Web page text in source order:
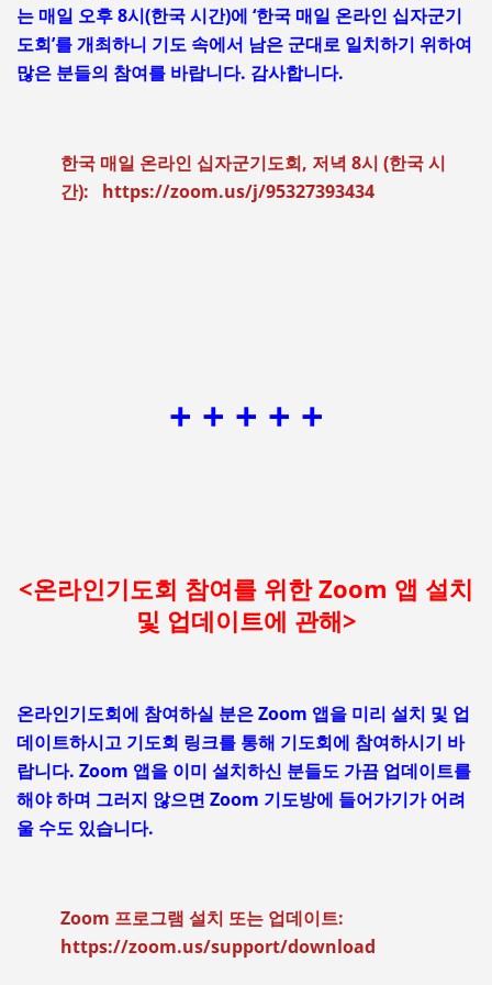
는 매일 오후 8시(한국 시간)에 ‘한국 매일 온라인 십자군기
도회’를 개최하니 기도 속에서 남은 군대로 일치하기 위하여
많은 분들의 참여를 바랍니다. 감사합니다.
한국 매일 온라인 십자군기도회, 저녁 8시 (한국 시
간): https://zoom.us/j/95327393434
+ + + + +
<온라인기도회 참여를 위한 Zoom 앱 설치
및 업데이트에 관해>
온라인기도회에 참여하실 분은 Zoom 앱을 미리 설치 및 업
데이트하시고 기도회 링크를 통해 기도회에 참여하시기 바
랍니다. Zoom 앱을 이미 설치하신 분들도 가끔 업데이트를
해야 하며 그러지 않으면 Zoom 기도방에 들어가기가 어려
울 수도 있습니다.
Zoom 프로그램 설치 또는 업데이트:
https://zoom.us/support/download